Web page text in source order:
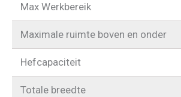
Max Werkbereik
Maximale ruimte boven en onder
Hefcapaciteit
Totale breedte